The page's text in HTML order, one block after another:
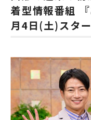
着型情報番組
月4日(土)スター